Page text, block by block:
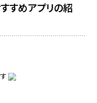
すめアプリの紹